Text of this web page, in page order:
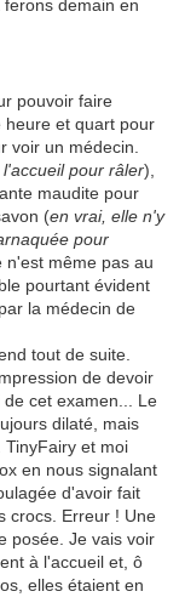
demain en
pouvoir faire
heure et quart pour
voir un médecin.
pour râler),
maudite pour
(en vrai, elle n'y
pour
n'est même pas au
pourtant évident
la médecin de
tout de suite.
de devoir
cet examen... Le
dilaté, mais
et moi
en nous signalant
d'avoir fait
crocs. Erreur ! Une
posée. Je vais voir
à l'accueil et, ô
elles étaient en